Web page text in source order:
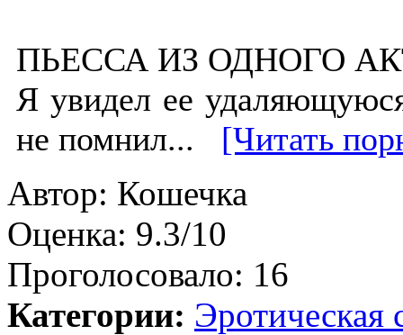
ПЬЕССА ИЗ ОДНОГО
Я увидел ее
не помнил... [Читать
Автор: Кошечка
Оценка: 9.3/10
Проголосовало: 16
Категории: Эротическая